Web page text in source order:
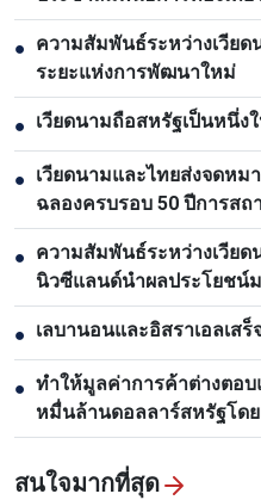
● ความสัมพันธ์ระหว่างเวียด
ระยะแห่งการพัฒนาใหม่
● เวียดนามถือสหรัฐเป็นหนึ่
● เวียดนามและไทยส่งจดห
ฉลองครบรอบ 50 ปีการส
● ความสัมพันธ์ระหว่างเวียด
นิวซีแลนด์นำผลประโยชน์
● เลบานอนและอิสราเอลเส
● ทำให้มูลค่าการค้าต่างตอบ
หมื่นล้านดอลลาร์สหรัฐโดย
สนใจมากที่สุด